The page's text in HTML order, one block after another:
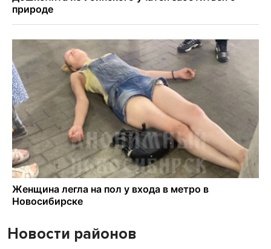
Новости районов